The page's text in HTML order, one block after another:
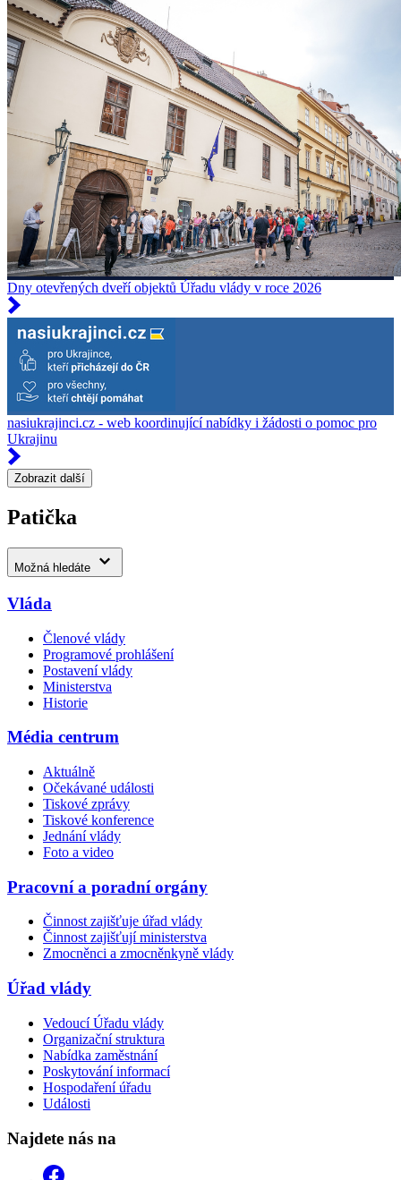
Dny otevřených dveří objektů Úřadu vlády v roce 2026
nasiukrajinci.cz - web koordinující nabídky i žádosti o pomoc pro
Ukrajinu
Zobrazit další
Patička
Možná hledáte
Vláda
Členové vlády
Programové prohlášení
Postavení vlády
Ministerstva
Historie
Média centrum
Aktuálně
Očekávané události
Tiskové zprávy
Tiskové konference
Jednání vlády
Foto a video
Pracovní a poradní orgány
Činnost zajišťuje úřad vlády
Činnost zajišťují ministerstva
Zmocněnci a zmocněnkyně vlády
Úřad vlády
Vedoucí Úřadu vlády
Organizační struktura
Nabídka zaměstnání
Poskytování informací
Hospodaření úřadu
Události
Najdete nás na